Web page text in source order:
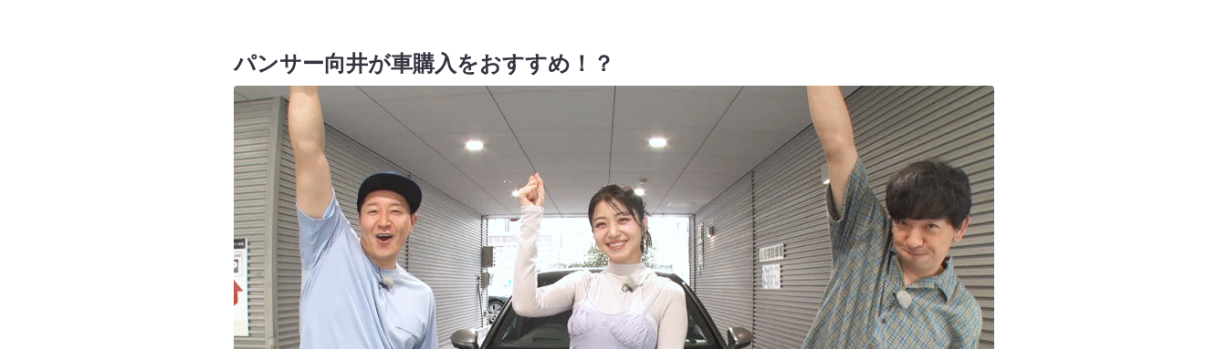
パンサー向井が車購入をおすすめ！？